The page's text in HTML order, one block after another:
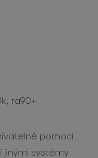
ra90+
pomocí
jinými systémy